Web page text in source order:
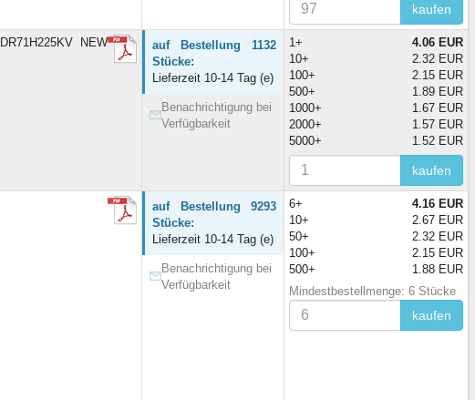
kaufen
NEW
auf Bestellung 1132
Stücke:
Lieferzeit 10-14 Tag (e)
Benachrichtigung bei
Verfügbarkeit
1+
4.06 EUR
10+
2.32 EUR
100+
2.15 EUR
500+
1.89 EUR
1000+
1.67 EUR
2000+
1.57 EUR
5000+
1.52 EUR
kaufen
auf Bestellung 9293
Stücke:
Lieferzeit 10-14 Tag (e)
Benachrichtigung bei
Verfügbarkeit
6+
4.16 EUR
10+
2.67 EUR
50+
2.32 EUR
100+
2.15 EUR
500+
1.88 EUR
Mindestbestellmenge: 6 Stücke
kaufen